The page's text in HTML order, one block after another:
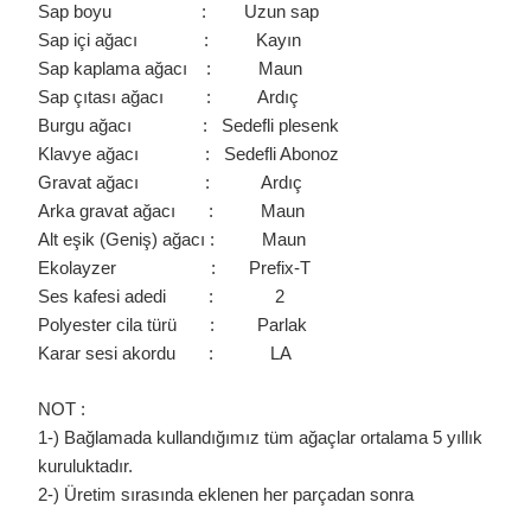
Sap boyu : Uzun sap
Sap içi ağacı : Kayın
Sap kaplama ağacı : Maun
Sap çıtası ağacı : Ardıç
Burgu ağacı : Sedefli plesenk
Klavye ağacı : Sedefli Abonoz
Gravat ağacı : Ardıç
Arka gravat ağacı : Maun
Alt eşik (Geniş) ağacı : Maun
Ekolayzer : Prefix-T
Ses kafesi adedi : 2
Polyester cila türü : Parlak
Karar sesi akordu : LA
NOT :
1-) Bağlamada kullandığımız tüm ağaçlar ortalama 5 yıllık
kuruluktadır.
2-) Üretim sırasında eklenen her parçadan sonra